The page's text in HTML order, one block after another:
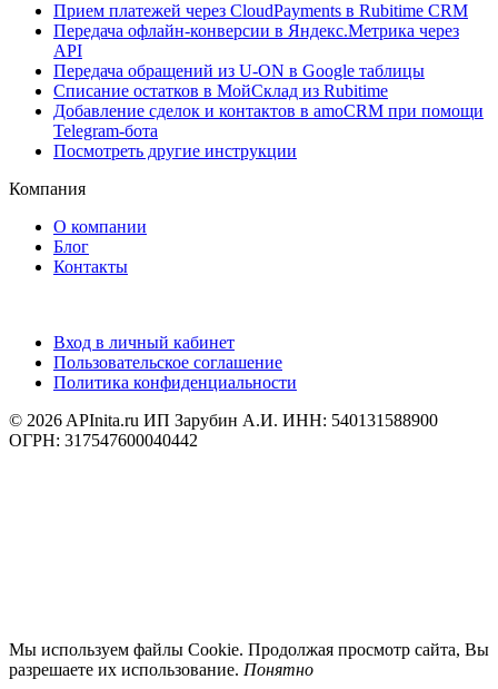
Прием платежей через CloudPayments в Rubitime CRM
Передача офлайн-конверсии в Яндекс.Метрика через
API
Передача обращений из U-ON в Google таблицы
Списание остатков в МойСклад из Rubitime
Добавление сделок и контактов в amoCRM при помощи
Telegram-бота
Посмотреть другие инструкции
Компания
О компании
Блог
Контакты
Вход в личный кабинет
Пользовательское соглашение
Политика конфиденциальности
© 2026 APInita.ru ИП Зарубин А.И. ИНН: 540131588900
ОГРН: 317547600040442
Мы используем файлы Cookie. Продолжая просмотр сайта, Вы
разрешаете их использование. Понятно